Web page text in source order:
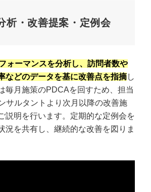
析・改善提案・定例会
ォーマンスを分析し、訪問者数や
などのデータを基に改善点を指摘し
毎月施策のPDCAを回すため、担当
サルタントより次月以降の改善施
説明を行います。定期的な定例会を
況を共有し、継続的な改善を図りま